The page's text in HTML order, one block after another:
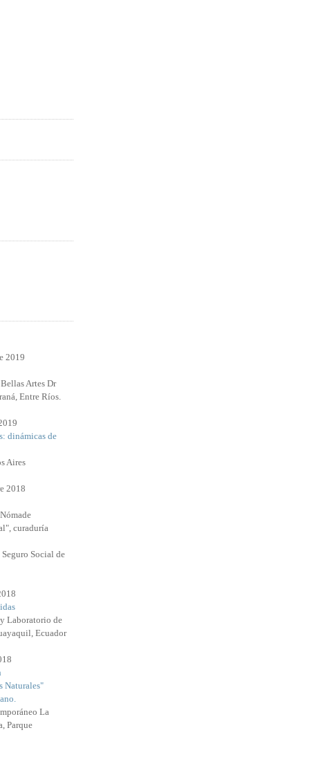
2019
Artes Dr
Entre Ríos.
dinámicas de
Aires
2018
curaduría
Social de
Laboratorio de
Ecuador
Naturales"
La
Parque